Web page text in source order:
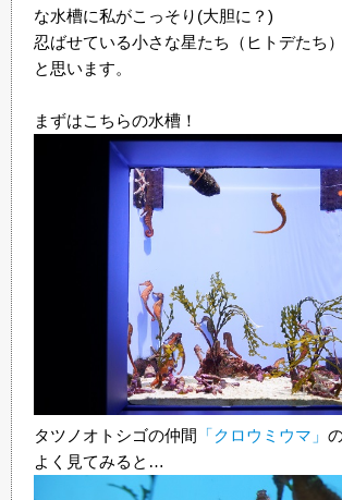
な水槽に私がこっそり(大胆に？)
忍ばせている小さな星たち（ヒトデたち
と思います。
まずはこちらの水槽！
タツノオトシゴの仲間 「クロウミウマ」
よく見てみると…